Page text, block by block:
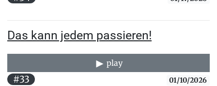
Das kann jedem passieren!
play
#33 01/10/2026